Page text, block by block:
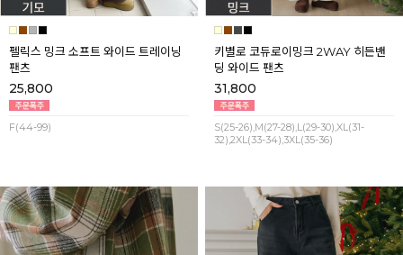
펠릭스 밍크 소프트 와이드 트레이닝
팬츠
25,800
F(44-99)
키별로 코듀로이밍크 2WAY 히든밴
딩 와이드 팬츠
31,800
S(25-26),M(27-28),L(29-30),XL(31-
32),2XL(33-34),3XL(35-36)